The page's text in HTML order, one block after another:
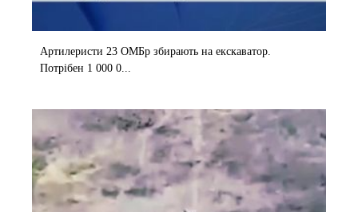
Артилеристи 23 ОМБр збирають на екскаватор.
Потрібен 1 000 0...